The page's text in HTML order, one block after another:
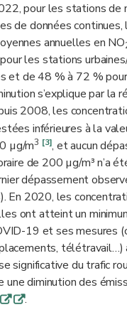
pour les stations de
de données continues,
annuelles en NO
les stations
et de 48 % à 72 %
s’explique par la
2008, les
inférieures à la
µg/m3 [3], et aucun
de 200 µg/m³ n’a
dépassement
En 2020, les
ont atteint un
19 et ses mesures
télétravail…)
significative du trafic
une diminution des
q q.